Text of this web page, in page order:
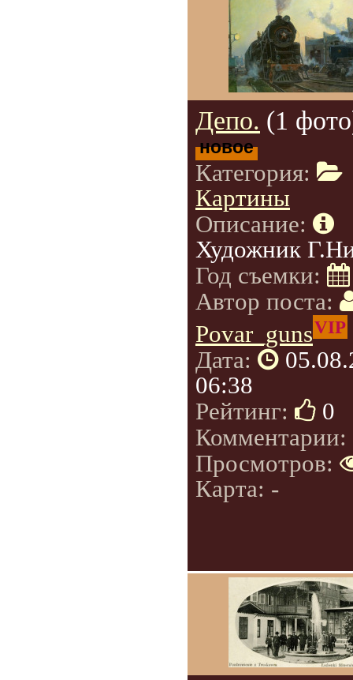
Депо. (1
новое
Категория:
Картины
Описание:
Художник
Год съемки:
Автор поста:
Povar_gunsVIP
Дата:
06:38
Рейтинг:
0
Комментарии:
Просмотров:
Карта: -